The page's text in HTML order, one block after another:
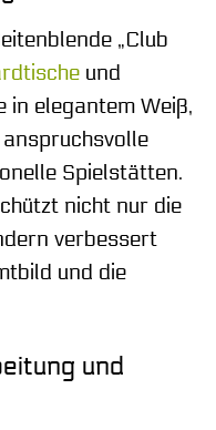
„Club
und
in elegantem Weiß,
Spielstätten.
nicht nur die
verbessert
und die
und